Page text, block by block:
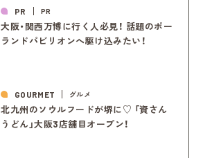
PR PR
大阪・関西万博に行く人必見！ 話題のポー
ランドパビリオンへ駆け込みたい！
GOURMET グルメ
北九州のソウルフードが堺に♡ 「資さん
うどん」大阪3店舗目オープン！